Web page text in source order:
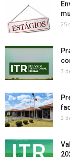
25
3
2